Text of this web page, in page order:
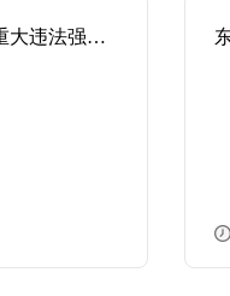
【防非宣传月】东证投教速递｜重大违法强制退市，投资者应知的关键时点！